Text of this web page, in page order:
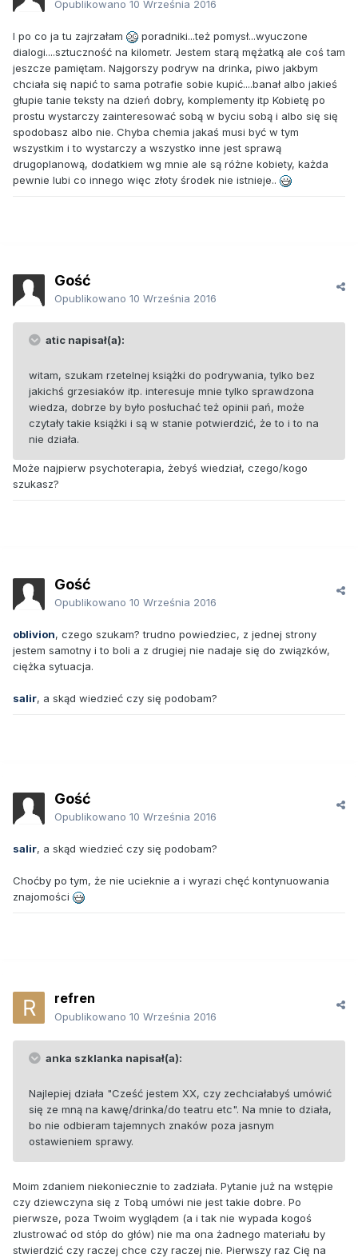
Opublikowano 10 Września 2016
I po co ja tu zajrzałam
poradniki...też pomysł...wyuczone
dialogi....sztuczność na kilometr. Jestem starą mężatką ale coś tam
jeszcze pamiętam. Najgorszy podryw na drinka, piwo jakbym
chciała się napić to sama potrafie sobie kupić....banał albo jakieś
głupie tanie teksty na dzień dobry, komplementy itp Kobietę po
prostu wystarczy zainteresować sobą w byciu sobą i albo się się
spodobasz albo nie. Chyba chemia jakaś musi być w tym
wszystkim i to wystarczy a wszystko inne jest sprawą
drugoplanową, dodatkiem wg mnie ale są różne kobiety, każda
pewnie lubi co innego więc złoty środek nie istnieje..
Gość
Opublikowano 10 Września 2016
atic napisał(a):
witam, szukam rzetelnej książki do podrywania, tylko bez
jakichś grzesiaków itp. interesuje mnie tylko sprawdzona
wiedza, dobrze by było posłuchać też opinii pań, może
czytały takie książki i są w stanie potwierdzić, że to i to na
nie działa.
Może najpierw psychoterapia, żebyś wiedział, czego/kogo
szukasz?
Gość
Opublikowano 10 Września 2016
oblivion, czego szukam? trudno powiedziec, z jednej strony
jestem samotny i to boli a z drugiej nie nadaje się do związków,
ciężka sytuacja.
salir, a skąd wiedzieć czy się podobam?
Gość
Opublikowano 10 Września 2016
salir, a skąd wiedzieć czy się podobam?
Choćby po tym, że nie ucieknie a i wyrazi chęć kontynuowania
znajomości
refren
Opublikowano 10 Września 2016
anka szklanka napisał(a):
Najlepiej działa "Cześć jestem XX, czy zechciałabyś umówić
się ze mną na kawę/drinka/do teatru etc". Na mnie to działa,
bo nie odbieram tajemnych znaków poza jasnym
ostawieniem sprawy.
Moim zdaniem niekoniecznie to zadziała. Pytanie już na wstępie
czy dziewczyna się z Tobą umówi nie jest takie dobre. Po
pierwsze, poza Twoim wyglądem (a i tak nie wypada kogoś
zlustrować od stóp do głów) nie ma ona żadnego materiału by
stwierdzić czy raczej chce czy raczej nie. Pierwszy raz Cię na